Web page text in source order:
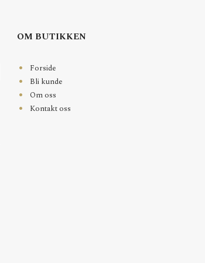
OM BUTIKKEN
Forside
Bli kunde
Om oss
Kontakt oss